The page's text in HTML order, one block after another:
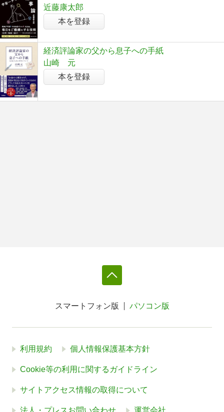
近藤康太郎
本を登録
経済評論家の父から息子への手紙
山崎 元
本を登録
スマートフォン版 パソコン版
利用規約 個人情報保護基本方針
Cookie等の利用に関するガイドライン
サイトアクセス情報の取得について
法人・プレスお問い合わせ 運営会社